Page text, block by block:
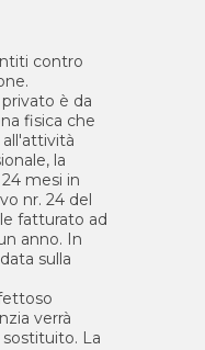
contro
è da
fisica che
la
mesi in
nr. 24 del
fatturato ad
anno. In
sulla
verrà
La